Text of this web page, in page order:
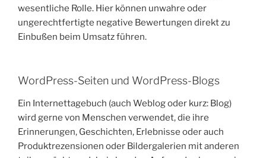
wesentliche Rolle. Hier können unwahre oder
ungerechtfertigte negative Bewertungen direkt zu
Einbußen beim Umsatz führen.
WordPress-Seiten und WordPress-Blogs
Ein Internettagebuch (auch Weblog oder kurz: Blog)
wird gerne von Menschen verwendet, die ihre
Erinnerungen, Geschichten, Erlebnisse oder auch
Produktrezensionen oder Bildergalerien mit anderen